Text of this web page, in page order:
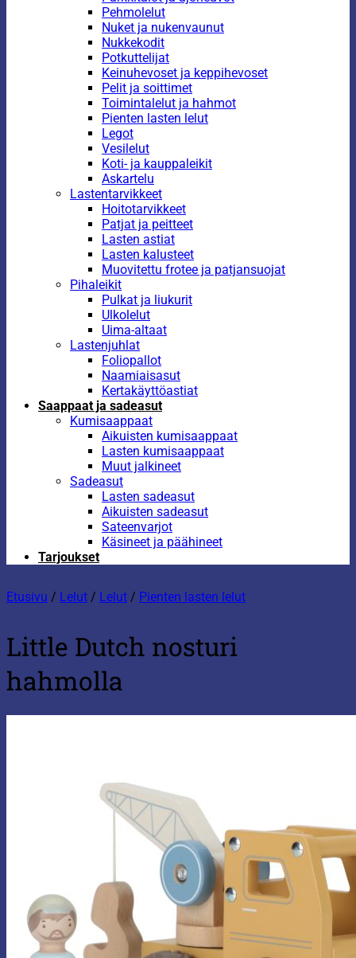
Pehmolelut
Nuket ja nukenvaunut
Nukkekodit
Potkuttelijat
Keinuhevoset ja keppihevoset
Pelit ja soittimet
Toimintalelut ja hahmot
Pienten lasten lelut
Legot
Vesilelut
Koti- ja kauppaleikit
Askartelu
Lastentarvikkeet
Hoitotarvikkeet
Patjat ja peitteet
Lasten astiat
Lasten kalusteet
Muovitettu frotee ja patjansuojat
Pihaleikit
Pulkat ja liukurit
Ulkolelut
Uima-altaat
Lastenjuhlat
Foliopallot
Naamiaisasut
Kertakäyttöastiat
Saappaat ja sadeasut
Kumisaappaat
Aikuisten kumisaappaat
Lasten kumisaappaat
Muut jalkineet
Sadeasut
Lasten sadeasut
Aikuisten sadeasut
Sateenvarjot
Käsineet ja päähineet
Tarjoukset
Etusivu / Lelut / Lelut / Pienten lasten lelut
Little Dutch nosturi
hahmolla